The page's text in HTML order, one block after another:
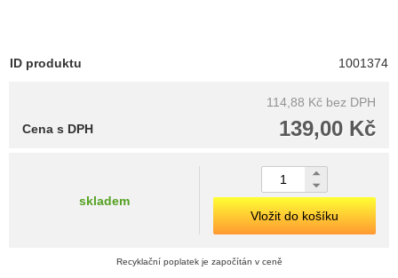
ID produktu 1001374
114,88 Kč bez DPH
139,00 Kč
Cena s DPH
skladem
Vložit do košíku
Recyklační poplatek je započítán v ceně